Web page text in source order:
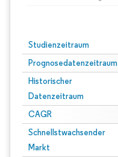
Studienzeitraum
Prognosedatenzeitraum
Historischer
Datenzeitraum
CAGR
Schnellstwachsender
Markt